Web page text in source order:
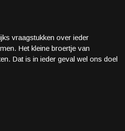
vraagstukken over ieder
Het kleine broertje van
Dat is in ieder geval wel ons doel